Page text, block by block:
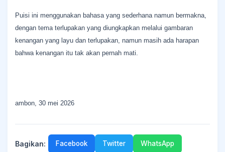
‎Puisi ini menggunakan bahasa yang sederhana namun bermakna,
dengan tema terlupakan yang diungkapkan melalui gambaran
kenangan yang layu dan terlupakan, namun masih ada harapan
bahwa kenangan itu tak akan pernah mati.
ambon, 30 mei 2026
Bagikan: Facebook Twitter WhatsApp